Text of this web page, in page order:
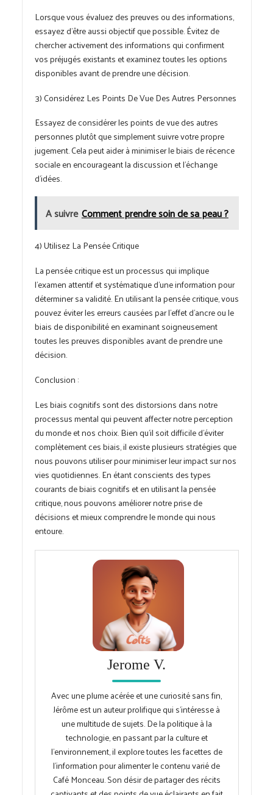
Lorsque vous évaluez des preuves ou des informations,
essayez d’être aussi objectif que possible. Évitez de
chercher activement des informations qui confirment
vos préjugés existants et examinez toutes les options
disponibles avant de prendre une décision.
3) Considérez Les Points De Vue Des Autres Personnes
Essayez de considérer les points de vue des autres
personnes plutôt que simplement suivre votre propre
jugement. Cela peut aider à minimiser le biais de récence
sociale en encourageant la discussion et l’échange
d’idées.
A suivre Comment prendre soin de sa peau ?
4) Utilisez La Pensée Critique
La pensée critique est un processus qui implique
l’examen attentif et systématique d’une information pour
déterminer sa validité. En utilisant la pensée critique, vous
pouvez éviter les erreurs causées par l’effet d’ancre ou le
biais de disponibilité en examinant soigneusement
toutes les preuves disponibles avant de prendre une
décision.
Conclusion :
Les biais cognitifs sont des distorsions dans notre
processus mental qui peuvent affecter notre perception
du monde et nos choix. Bien qu’il soit difficile d’éviter
complètement ces biais, il existe plusieurs stratégies que
nous pouvons utiliser pour minimiser leur impact sur nos
vies quotidiennes. En étant conscients des types
courants de biais cognitifs et en utilisant la pensée
critique, nous pouvons améliorer notre prise de
décisions et mieux comprendre le monde qui nous
entoure.
Jerome V.
Avec une plume acérée et une curiosité sans fin,
Jérôme est un auteur prolifique qui s'intéresse à
une multitude de sujets. De la politique à la
technologie, en passant par la culture et
l'environnement, il explore toutes les facettes de
l'information pour alimenter le contenu varié de
Café Monceau. Son désir de partager des récits